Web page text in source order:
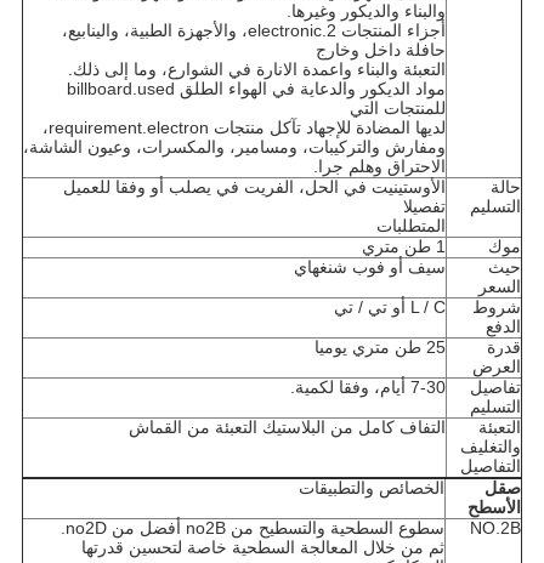
والبناء والديكور وغيرها.
أجزاء المنتجات 2.electronic، والأجهزة الطبية، والينابيع،
حافلة داخل وخارج
التعبئة والبناء واعمدة الانارة في الشوارع، وما إلى ذلك.
مواد الديكور والدعاية في الهواء الطلق billboard.used
للمنتجات التي
لديها المضادة للإجهاد تآكل منتجات requirement.electron،
ومفارش والتركيبات، ومسامير، والمكسرات، وعيون الشاشة،
الاحتراق وهلم جرا.
حالة
التسليم
الأوستينيت في الحل، الفريت في يصلب أو وفقا للعميل
تفصيلا
المتطلبات
موك
1 طن متري
حيث
السعر
سيف أو فوب شنغهاي
شروط
الدفع
L / C أو تي / تي
قدرة
العرض
25 طن متري يوميا
تفاصيل
التسليم
7-30 أيام، وفقا لكمية.
التعبئة
والتغليف
التفاصيل
التفاف كامل من البلاستيك التعبئة من القماش
صقل
الأسطح
الخصائص والتطبيقات
NO.2B
سطوع السطحية والتسطيح من no2B أفضل من no2D.
ثم من خلال المعالجة السطحية خاصة لتحسين قدرتها